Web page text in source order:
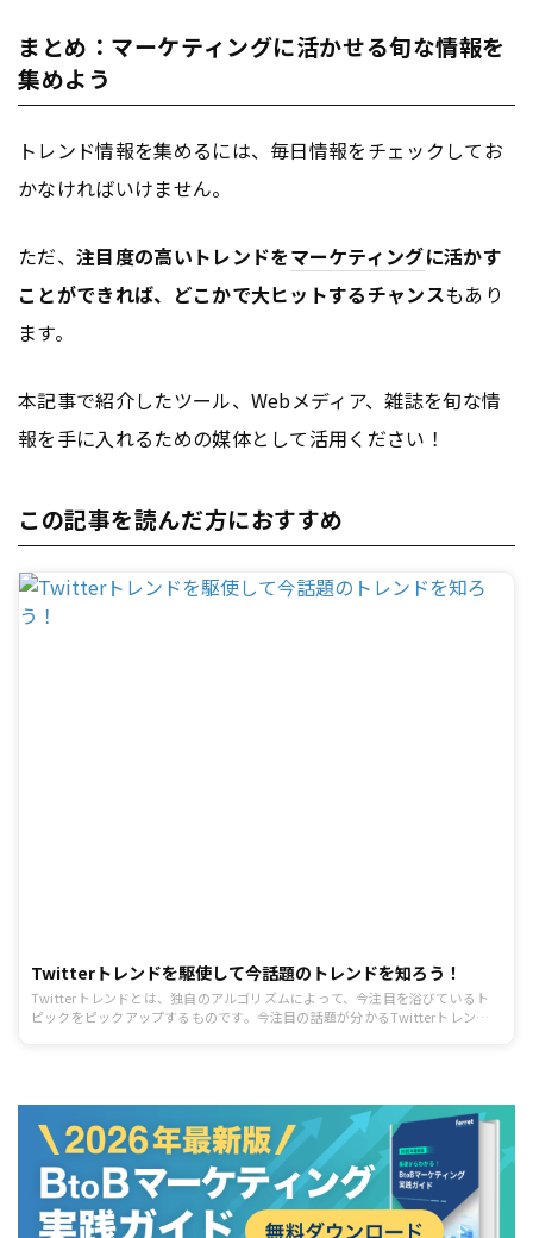
まとめ：マーケティングに活かせる旬な情報を
集めよう
トレンド情報を集めるには、毎日情報をチェックしてお
かなければいけません。
ただ、 注目度の高いトレンドをマーケティングに活かす
ことができれば、どこかで大ヒットするチャンスもあり
ます。
本記事で紹介したツール、Webメディア、雑誌を旬な情
報を手に入れるための媒体として活用ください！
この記事を読んだ方におすすめ
Twitterトレンドを駆使して今話題のトレンドを知ろう！
Twitterトレンドとは、独自のアルゴリズムによって、今注目を浴びているト
ピックをピックアップするものです。今注目の話題が分かるTwitterトレンド